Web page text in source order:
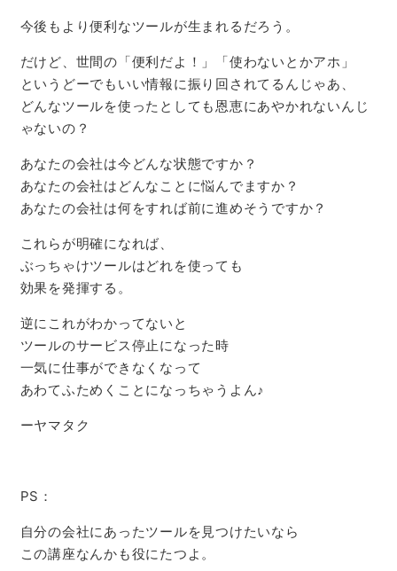
今後もより便利なツールが生まれるだろう。
だけど、世間の「便利だよ！」「使わないとかアホ」
というどーでもいい情報に振り回されてるんじゃあ、
どんなツールを使ったとしても恩恵にあやかれないんじ
ゃないの？
あなたの会社は今どんな状態ですか？
あなたの会社はどんなことに悩んでますか？
あなたの会社は何をすれば前に進めそうですか？
これらが明確になれば、
ぶっちゃけツールはどれを使っても
効果を発揮する。
逆にこれがわかってないと
ツールのサービス停止になった時
一気に仕事ができなくなって
あわてふためくことになっちゃうよん♪
ーヤマタク
PS：
自分の会社にあったツールを見つけたいなら
この講座なんかも役にたつよ。